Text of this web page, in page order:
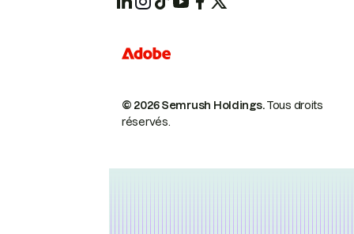
© 2026 Semrush Holdings.Tous droits
réservés.